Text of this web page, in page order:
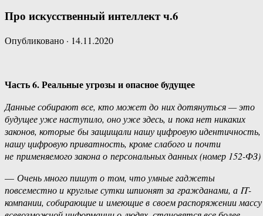
Про искусственный интеллект ч.6
Опубликовано · 14.11.2020
Часть 6. Реальные угрозы и опасное будущее
Данные собирают все, кто может до них дотянуться — это
будущее уже наступило, оно уже здесь, и пока нет никаких
законов, которые бы защищали нашу цифровую идентичность,
нашу цифровую приватность, кроме слабого и почти
не применяемого закона о персональных данных (номер 152-ФЗ)
— Очень много пишут о том, что умные гаджеты
повсеместно и круглые сутки шпионят за гражданами, а IT-
компании, собирающие и имеющие в своем распоряжении массу